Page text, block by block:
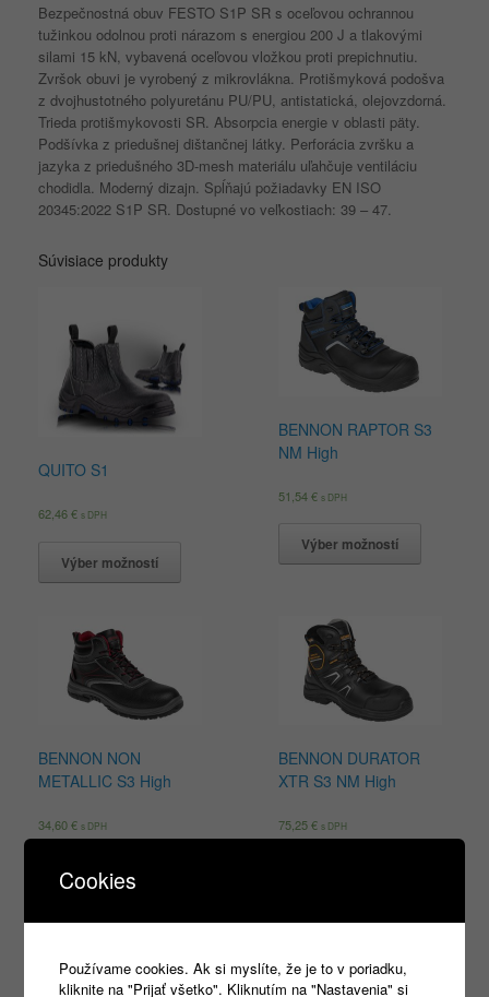
Bezpečnostná obuv FESTO S1P SR s oceľovou ochrannou
tužinkou odolnou proti nárazom s energiou 200 J a tlakovými
silami 15 kN, vybavená oceľovou vložkou proti prepichnutiu.
Zvršok obuvi je vyrobený z mikrovlákna. Protišmyková podošva
z dvojhustotného polyuretánu PU/PU, antistatická, olejovzdorná.
Trieda protišmykovosti SR. Absorpcia energie v oblasti päty.
Podšívka z priedušnej dištančnej látky. Perforácia zvršku a
jazyka z priedušného 3D-mesh materiálu uľahčuje ventiláciu
chodidla. Moderný dizajn. Spĺňajú požiadavky EN ISO
20345:2022 S1P SR. Dostupné vo veľkostiach: 39 – 47.
Súvisiace produkty
QUITO S1
62,46€ s DPH
Výber možností
BENNON RAPTOR S3
NM High
51,54€ s DPH
Výber možností
BENNON NON
METALLIC S3 High
34,60€ s DPH
Výber možností
BENNON DURATOR
XTR S3 NM High
75,25€ s DPH
Cookies
Používame cookies. Ak si myslíte, že je to v poriadku,
kliknite na "Prijať všetko". Kliknutím na "Nastavenia" si